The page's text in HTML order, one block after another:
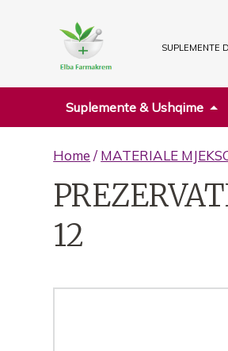
SUPLEMENTE
Suplemente & Ushqime
Home / MATERIALE
12